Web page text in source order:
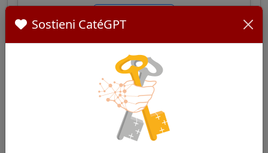
Paulo Cezar Costa
Sostieni CatéGPT